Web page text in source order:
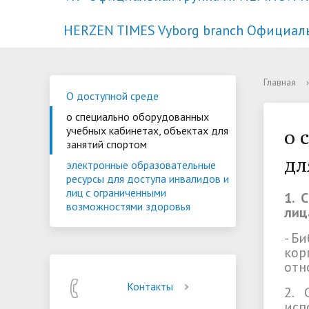
учреждении
Ученый
Библиотека
Новости
Контакты
ПРИЕМЕ в 2023 году
Онлайн
Студенческая жизнь
Оплата
Научная жизнь
Организация обучения в новом
Совет
Отзывы выпускников
о
HERZEN TIMES Vyborg branch
О доступной среде
о специально оборудованных
учебных кабинетах, объектах для
занятий спортом
электронные образовательные
ресурсы для доступа инвалидов и
лиц с ограниченными
возможностями здоровья
Контакты
Главная ›
о
1.
-
2.